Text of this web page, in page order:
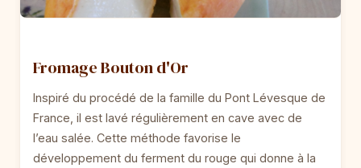
Fromage Bouton d'Or
Inspiré du procédé de la famille du Pont Lévesque de
France, il est lavé régulièrement en cave avec de
l’eau salée. Cette méthode favorise le
développement du ferment du rouge qui donne à la